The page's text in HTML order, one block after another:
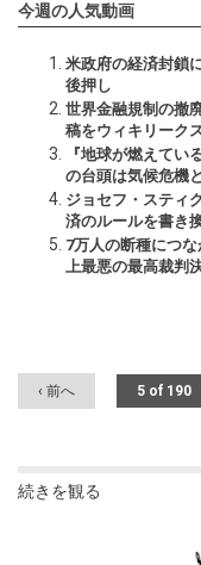
今週の人気動画
米政府の経済封鎖
後押し
世界金融規制の撤
稿をウィキリーク
『地球が燃えてい
の台頭は気候危機
ジョセフ・ステ
済のルールを書き
7万人の断種につ
上最悪の最高裁判
‹ 前へ 5 of 190
続きを観る